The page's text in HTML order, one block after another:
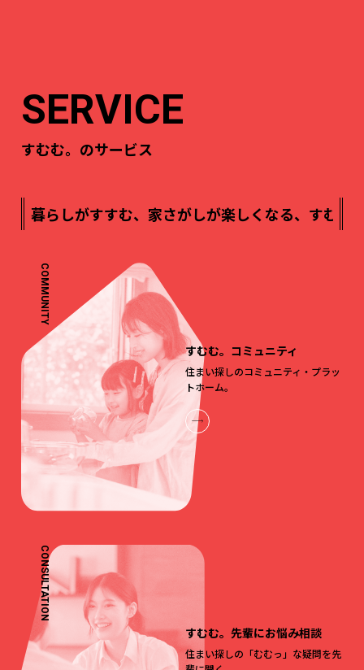
SERVICE
すむむ。のサービス
、家さがしが楽しくなる、すむむコラム暮らしがす
COMMUNITY
すむむ。コミュニティ
住まい探しのコミュニティ・プラッ
トホーム。
CONSULTATION
すむむ。先輩にお悩み相談
住まい探しの「むむっ」な疑問を先